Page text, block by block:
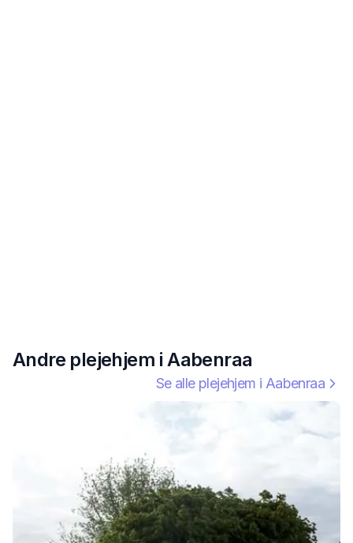
Andre plejehjem iAabenraa
Se alle plejehjem i Aabenraa